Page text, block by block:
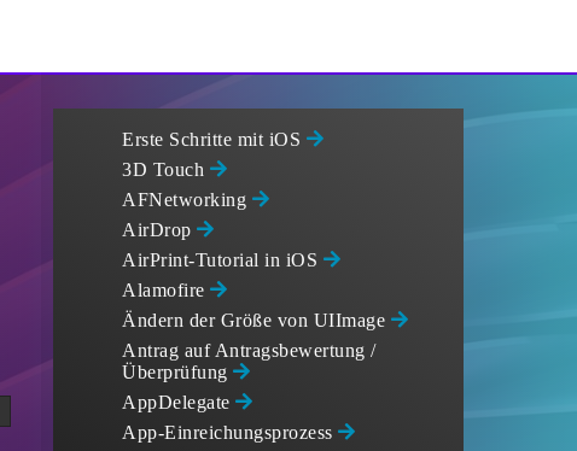
Erste Schritte mit iOS
3D Touch
AFNetworking
AirDrop
AirPrint-Tutorial in iOS
Alamofire
Ändern der Größe von UIImage
Antrag auf Antragsbewertung /
Überprüfung
AppDelegate
App-Einreichungsprozess